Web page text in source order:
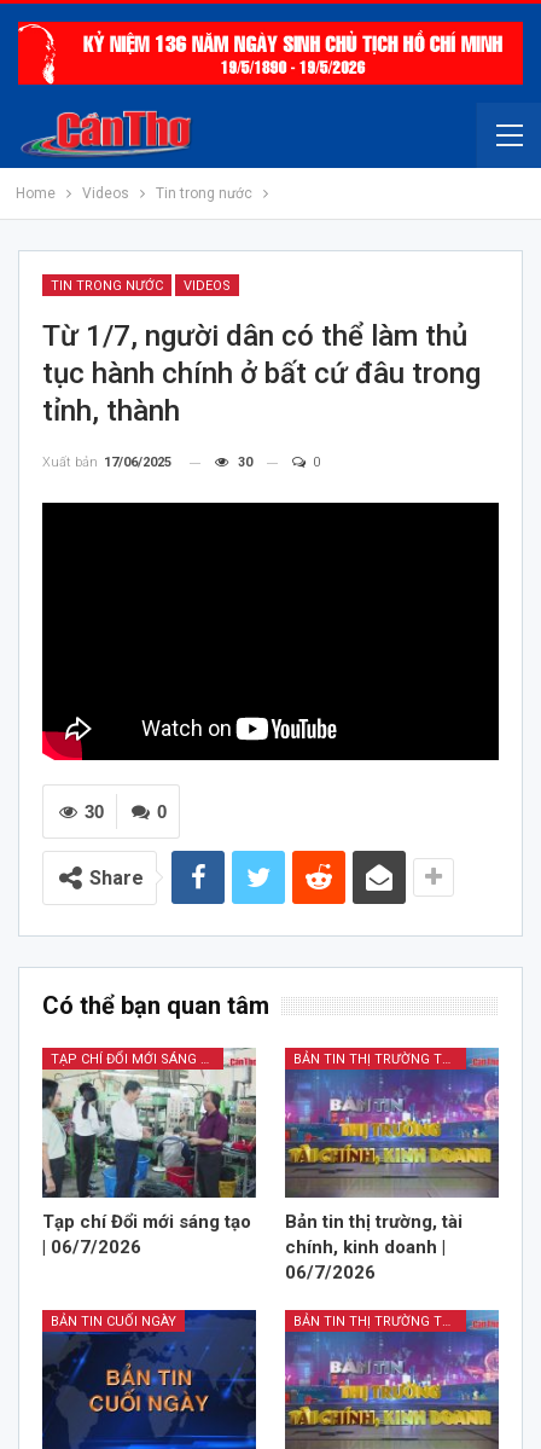
Home Videos Tin trong nước
TIN TRONG NƯỚC VIDEOS
Từ 1/7, người dân có thể làm thủ
tục hành chính ở bất cứ đâu trong
tỉnh, thành
Xuất bản 17/06/2025 30 0
0
30
Share
Có thể bạn quan tâm
TẠP CHÍ ĐỔI MỚI SÁNG TẠO
Tạp chí Đổi mới sáng tạo
| 06/7/2026
BẢN TIN THỊ TRƯỜNG TÀI CHÍNH KINH DOANH
Bản tin thị trường, tài
chính, kinh doanh |
06/7/2026
BẢN TIN CUỐI NGÀY BẢN TIN THỊ TRƯỜNG TÀI CHÍNH KINH DOANH